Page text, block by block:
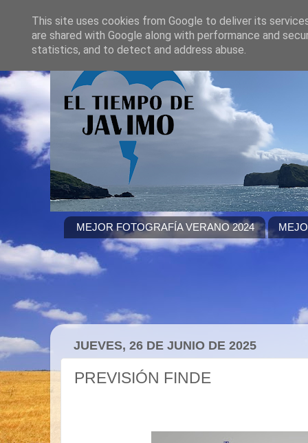
MEJOR FOTOGRAFÍA VERANO 2024
JUEVES, 26 DE JUNIO DE 2025
PREVISIÓN FINDE
This site uses cookies from Google to deliver its
are shared with Google along with performance and
statistics, and to detect and address abuse.